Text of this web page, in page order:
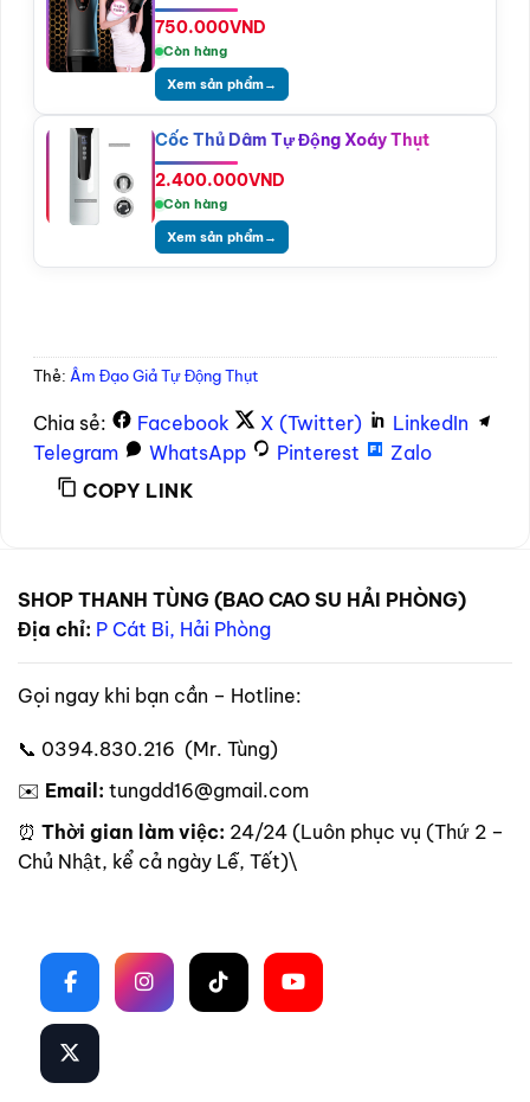
750.000VND
Còn hàng
Xem sản phẩm→
Cốc Thủ Dâm Tự Động Xoáy Thụt
2.400.000VND
Còn hàng
Xem sản phẩm→
Thẻ: Âm Đạo Giả Tự Động Thụt
Chia sẻ: Facebook X (Twitter)
LinkedIn
Telegram
WhatsApp Pinterest
Zalo
COPY LINK
SHOP THANH TÙNG (BAO CAO SU HẢI PHÒNG)
Địa chỉ: P Cát Bi, Hải Phòng
Gọi ngay khi bạn cần – Hotline:
📞 0394.830.216 (Mr. Tùng)
✉️ Email: tungdd16@gmail.com
⏰ Thời gian làm việc: 24/24 (Luôn phục vụ (Thứ 2 –
Chủ Nhật, kể cả ngày Lễ, Tết)\